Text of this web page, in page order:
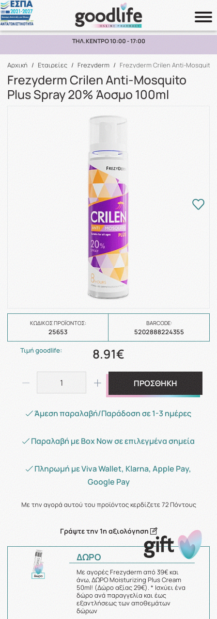
Αναζήτηση
ΠΑΡΑΛΑΒΗ ΑΠΟ ΤΟ ΚΑΤΑΣΤΗΜΑ ΑΝΩ ΤΩΝ 10€
Αρχική / Εταιρείες / Frezyderm / Frezyderm Crilen Anti-Mosquito
Frezyderm Crilen Anti-Mosquito
Plus Spray 20% Άοσμο 100ml
ΚΩΔΙΚΌΣ ΠΡΟΪΌΝΤΟΣ:
25653
BARCODE:
5202888224355
Τιμή goodlife: 8.91€
ΠΡΟΣΘΗΚΗ
Άμεση παραλαβή/Παράδοση σε 1-3 ημέρες
Παραλαβή με Box Now σε επιλεγμένα σημεία
Πληρωμή με Viva Wallet, Klarna, Apple Pay,
Google Pay
Με την αγορά αυτού του προϊόντος κερδίζετε 72Πόντους
Γράψτε την 1η αξιολόγηση
ΔΩΡΟ
Με αγορές Frezyderm από 39€ και
άνω, ΔΩΡΟ Moisturizing Plus Cream
50ml! (Δώρο αξίας 29€). * Ισχύει ένα
δώρο ανά παραγγελία και έως
εξαντλήσεως των αποθεμάτων
δώρων